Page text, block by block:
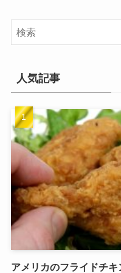
人気記事
アメリカのフライドチ